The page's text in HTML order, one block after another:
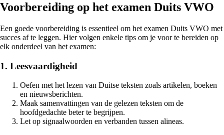
Voorbereiding op het examen Duits VWO
Een goede voorbereiding is essentieel om het examen Duits VWO met
succes af te leggen. Hier volgen enkele tips om je voor te bereiden op
elk onderdeel van het examen:
1. Leesvaardigheid
Oefen met het lezen van Duitse teksten zoals artikelen, boeken
en nieuwsberichten.
Maak samenvattingen van de gelezen teksten om de
hoofdgedachte beter te begrijpen.
Let op signaalwoorden en verbanden tussen alineas.